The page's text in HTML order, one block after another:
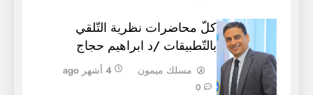
كلّ محاضرات نظرية التّلقي
بالتّطبيقات /د ابراهيم حجاج
مسلك ميمون 4 أشهر ago
0